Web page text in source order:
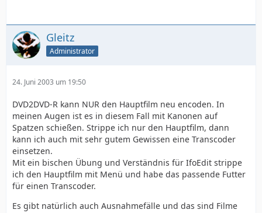
Gleitz
Administrator
24. Juni 2003 um 19:50
DVD2DVD-R kann NUR den Hauptfilm neu encoden. In
meinen Augen ist es in diesem Fall mit Kanonen auf
Spatzen schießen. Strippe ich nur den Hauptfilm, dann
kann ich auch mit sehr gutem Gewissen eine Transcoder
einsetzen.
Mit ein bischen Übung und Verständnis für IfoEdit strippe
ich den Hauptfilm mit Menü und habe das passende Futter
für einen Transcoder.
Es gibt natürlich auch Ausnahmefälle und das sind Filme